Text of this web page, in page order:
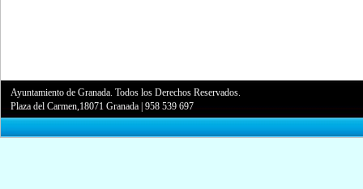
Ayuntamiento de Granada. Todos los Derechos Reservados.
Plaza del Carmen,18071 Granada |958 539 697